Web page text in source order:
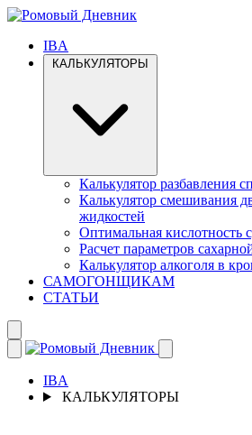
IBA
Калькулятор разбавления
Калькулятор смешивания
жидкостей
Оптимальная кислотность
Расчет параметров
Калькулятор алкоголя в
САМОГОНЩИКАМ
СТАТЬИ
IBA
КАЛЬКУЛЯТОРЫ